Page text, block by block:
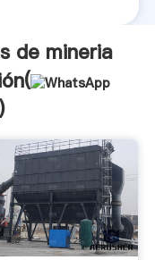
de mineria
)